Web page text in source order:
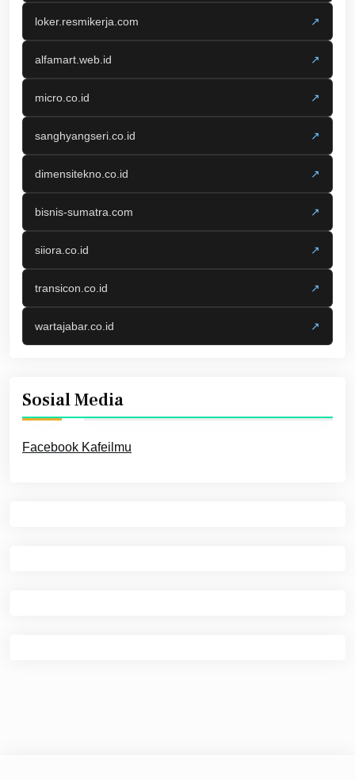
loker.resmikerja.com ↗
alfamart.web.id ↗
micro.co.id ↗
sanghyangseri.co.id ↗
dimensitekno.co.id ↗
bisnis-sumatra.com ↗
siiora.co.id ↗
transicon.co.id ↗
wartajabar.co.id ↗
Sosial Media
Facebook Kafeilmu